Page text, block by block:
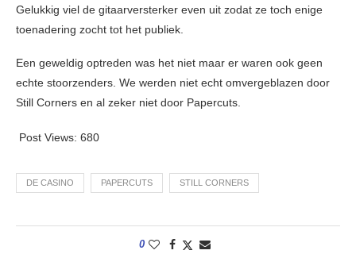
Gelukkig viel de gitaarversterker even uit zodat ze toch enige
toenadering zocht tot het publiek.
Een geweldig optreden was het niet maar er waren ook geen
echte stoorzenders. We werden niet echt omvergeblazen door
Still Corners en al zeker niet door Papercuts.
Post Views: 680
DE CASINO PAPERCUTS STILL CORNERS
0